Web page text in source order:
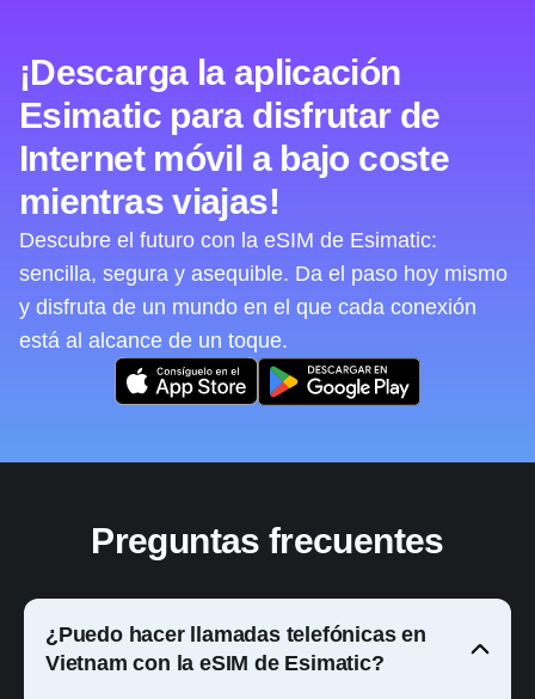
¡Descarga la aplicación
Esimatic para disfrutar de
Internet móvil a bajo coste
mientras viajas!
Descubre el futuro con la eSIM de Esimatic:
sencilla, segura y asequible. Da el paso hoy mismo
y disfruta de un mundo en el que cada conexión
está al alcance de un toque.
Preguntas frecuentes
¿Puedo hacer llamadas telefónicas en
Vietnam con la eSIM de Esimatic?